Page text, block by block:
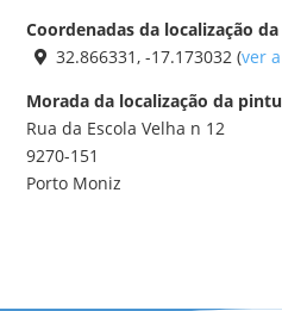
Coordenadas da localização
32.866331, -17.173032 (ver
Morada da localização da
Rua da Escola Velha n 12
9270-151
Porto Moniz